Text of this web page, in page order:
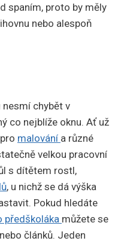
spaním, proto by měly
nebo alespoň
chybět v
co nejblíže oknu. Ať už
malování a různé
velkou pracovní
s dítětem rostl,
, u nichž se dá výška
Pokud hledáte
předškoláka můžete se
článků. Jeden